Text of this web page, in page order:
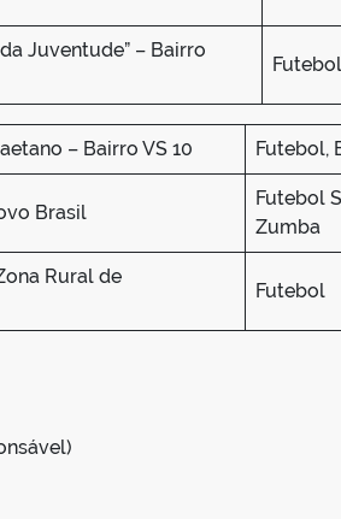
Juventude” – Bairro
– Bairro VS 10 Futebol,
Brasil
Futebol
Zumba
Rural de
Futebol